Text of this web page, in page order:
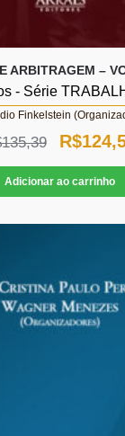
ARBITRAGEM –
- Série
Finkelstein
135,39
O
preço
original
era:
R$
Adicionar ao carrinho